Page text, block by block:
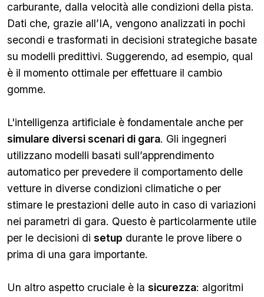
carburante, dalla velocità alle condizioni della pista.
Dati che, grazie all’IA, vengono analizzati in pochi
secondi e trasformati in decisioni strategiche basate
su modelli predittivi. Suggerendo, ad esempio, qual
è il momento ottimale per effettuare il cambio
gomme.
L'intelligenza artificiale è fondamentale anche per
simulare diversi scenari di gara. Gli ingegneri
utilizzano modelli basati sull’apprendimento
automatico per prevedere il comportamento delle
vetture in diverse condizioni climatiche o per
stimare le prestazioni delle auto in caso di variazioni
nei parametri di gara. Questo è particolarmente utile
per le decisioni di setup durante le prove libere o
prima di una gara importante.
Un altro aspetto cruciale è la sicurezza: algoritmi